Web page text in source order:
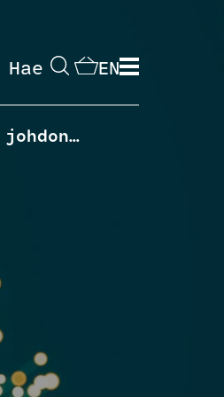
Hae EN
Tietomallistrategia ja johdon tuki